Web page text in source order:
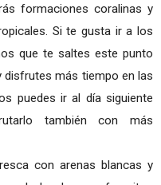
formaciones coralinas y
Si te gusta ir a los
que te saltes este punto
disfrutes más tiempo en las
puedes ir al día siguiente
también con más
con arenas blancas y